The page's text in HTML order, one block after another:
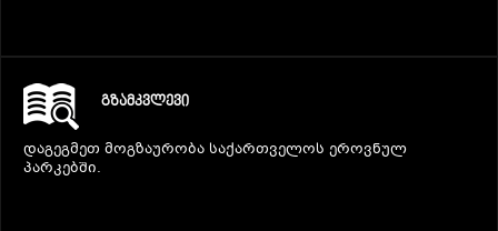
ᲒᲖᲐᲛᲙᲕᲚᲔᲕᲘ
დაგეგმეთ მოგზაურობა საქართველოს ეროვნულ
პარკებში.